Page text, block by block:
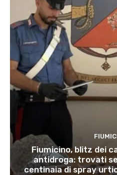
Fiumicino, blitz dei
antidroga: trovati
centinaia di spray